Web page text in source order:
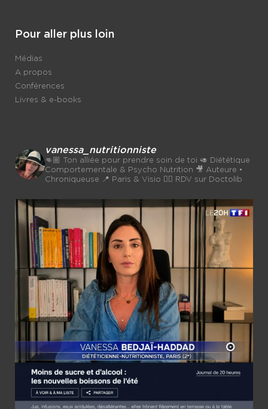
Pour aller plus loin
Médias
A propos
Conférences
Livres & e-books
vanessa_nutritionniste
👊🏼 Ton alliée pour prendre soin de toi 🥑 Diététique
Comportementale & Psycho Nutrition 🎥 Auteure •
Chroniqueuse 📍 Paris & Visio 👉🏼 RDV sur Doctolib